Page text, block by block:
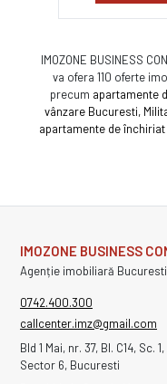
IMOZONE BUSINESS
va ofera 110 oferte
precum apartamente
vânzare Bucuresti,
apartamente de
IMOZONE BUSINESS
Agenție imobiliară Bucuresti
0742.400.300
callcenter.imz@gmail.com
Bld 1 Mai, nr. 37, Bl. C14, Sc.
Sector 6, Bucuresti